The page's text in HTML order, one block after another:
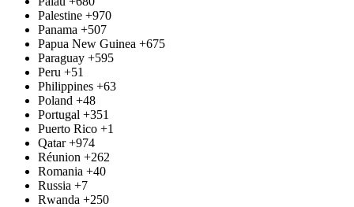
Palestine +970
Panama +507
Papua New Guinea +675
Paraguay +595
Peru +51
Philippines +63
Poland +48
Portugal +351
Puerto Rico +1
Qatar +974
Réunion +262
Romania +40
Russia +7
Rwanda +250